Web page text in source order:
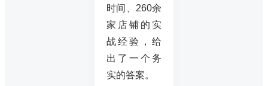
时间、260余
家店铺的实
战经验，给
出了一个务
实的答案。